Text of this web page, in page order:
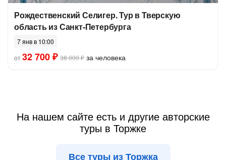
Рождественский Селигер. Тур в Тверскую
область из Санкт-Петербурга
7 янв в 10:00
от32 700 ₽ 38 000 ₽ за человека
На нашем сайте есть и другие авторские
туры в Торжке
Все туры из Торжка